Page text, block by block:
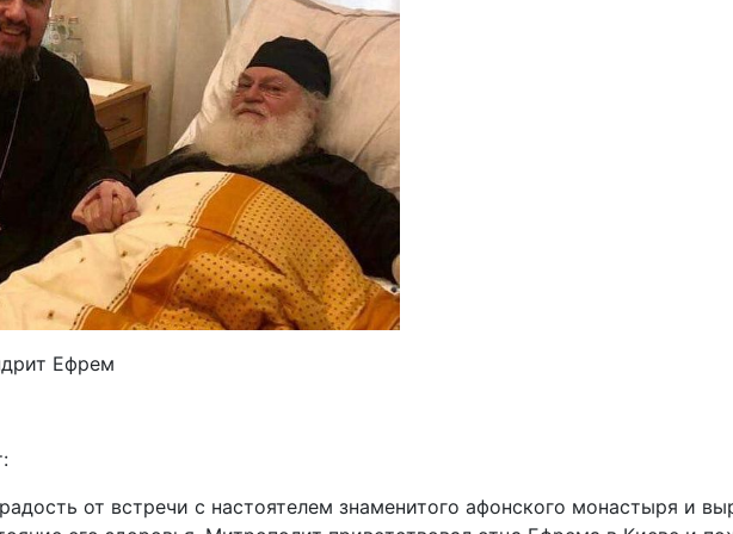
Ефрем
от встречи с настоятелем знаменитого афонского монастыря и